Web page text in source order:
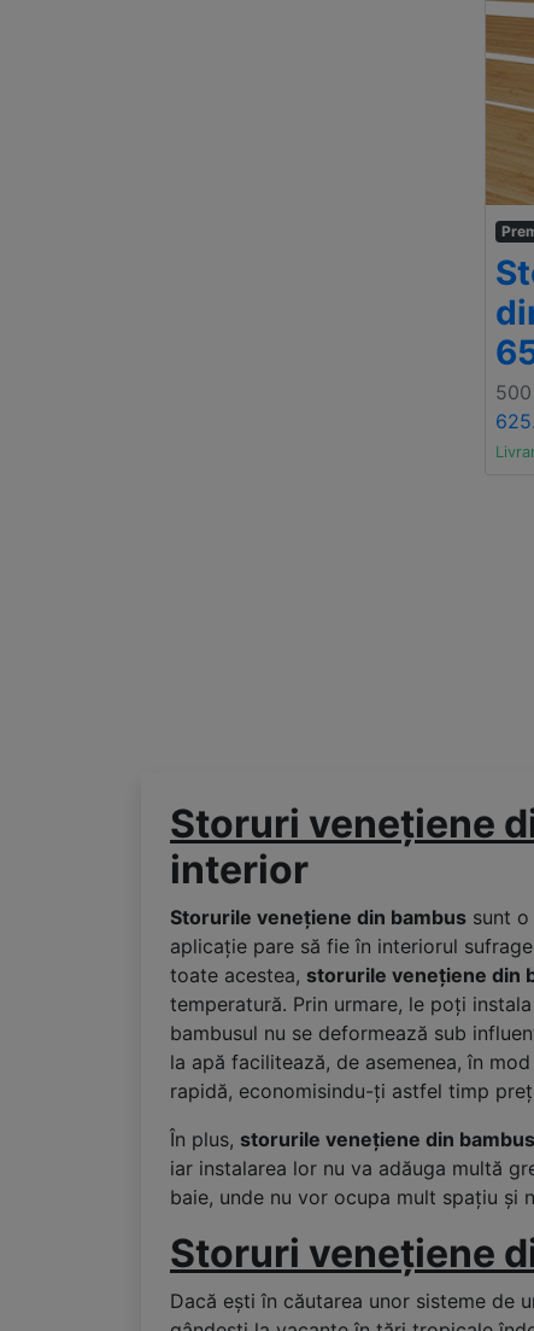
Storuri venețiene
interior
Storurile venețiene din bambus sunt
aplicație pare să fie în interiorul
toate acestea, storurile venețiene din
temperatură. Prin urmare, le poți
bambusul nu se deformează sub
la apă facilitează, de asemenea, în
rapidă, economisindu-ți astfel timp
În plus, storurile venețiene din bambus
iar instalarea lor nu va adăuga multă
baie, unde nu vor ocupa mult spațiu și
Storuri venețiene
Dacă ești în căutarea unor sisteme de